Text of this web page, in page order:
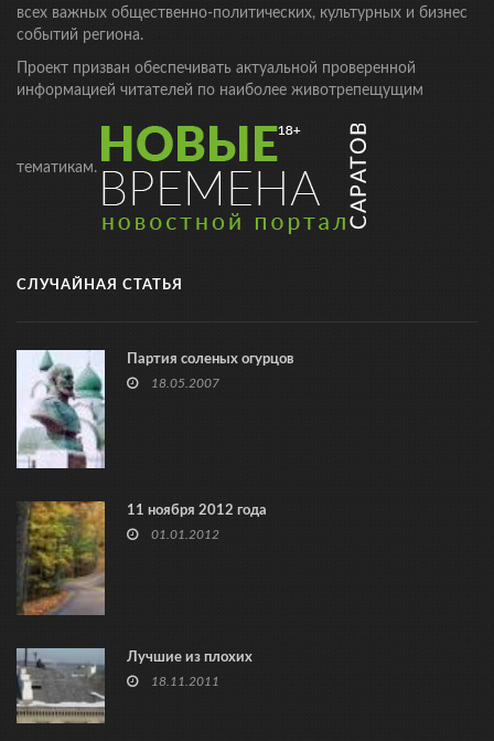
всех важных общественно-политических, культурных и бизнес
событий региона.
Проект призван обеспечивать актуальной проверенной
информацией читателей по наиболее животрепещущим
тематикам.
СЛУЧАЙНАЯ СТАТЬЯ
Партия соленых огурцов
18.05.2007
11 ноября 2012 года
01.01.2012
Лучшие из плохих
18.11.2011